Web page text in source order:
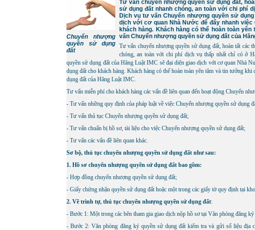
Chuyển nhượng
quyền sử dụng
đất
Tư vấn chuyển nhượng quyền sử dụng đất,
sử dụng đất nhanh chóng, an toàn với chi phí
Dịch vụ tư vấn Chuyển nhượng quyền sử
dịch với cơ quan Nhà Nước để đẩy nhanh
khách hàng. Khách hàng có thể hoàn toàn
vấn Chuyển nhượng quyền sử dụng đất của
Tư vấn chuyển nhượng quyền sử dụng đất, hoàn tất các
chóng, an toàn với chi phí dịch vụ thấp nhất chỉ có ở
quyền sử dụng đất của Hãng Luật IMC sẽ đại diện giao dịch với cơ quan Nhà
dụng đất cho khách hàng. Khách hàng có thể hoàn toàn yên tâm và tin tưởng
dụng đất của Hãng Luật IMC.
Tư vấn miễn phí cho khách hàng các vấn đề liên quan đến hoạt động Chuyển
- Tư vấn những quy định của pháp luật về việc Chuyển nhượng quyền sử dụng
- Tư vấn thủ tục Chuyển nhượng quyền sử dụng đất;
- Tư vấn chuẩn bị hồ sơ, tài liệu cho việc Chuyển nhượng quyền sử dụng đất;
- Tư vấn các vấn đề liên quan khác.
Sơ bộ, thủ tục chuyển nhượng quyền sử dụng đất như sau:
1. Hồ sơ chuyển nhượng quyền sử dụng đất bao gồm:
- Hợp đồng chuyển nhượng quyền sử dụng đất;
- Giấy chứng nhận quyền sử dụng đất hoặc một trong các giấy tờ quy định tại
2. Về trình tự, thủ tục chuyển nhượng quyền sử dụng đất:
- Bước 1: Một trong các bên tham gia giao dịch nộp hồ sơ tại Văn phòng đăng
- Bước 2: Văn phòng đăng ký quyền sử dụng đất kiểm tra và gửi số liệu địa